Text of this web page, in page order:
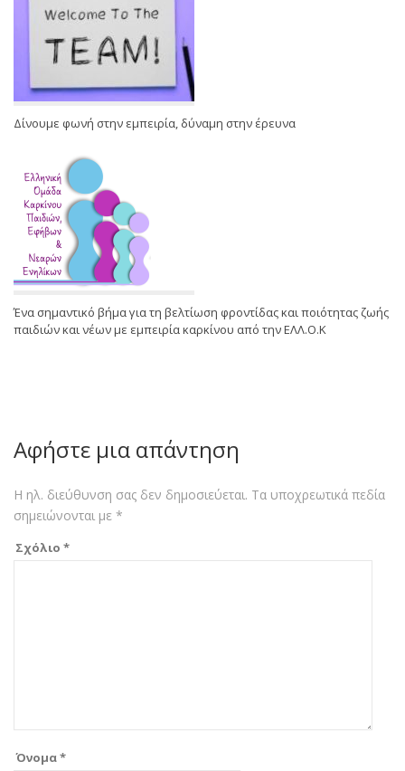
Δίνουμε φωνή στην εμπειρία, δύναμη στην έρευνα
Ένα σημαντικό βήμα για τη βελτίωση φροντίδας και ποιότητας ζωής
παιδιών και νέων με εμπειρία καρκίνου από την ΕΛΛ.Ο.Κ
Αφήστε μια απάντηση
Η ηλ. διεύθυνση σας δεν δημοσιεύεται. Τα υποχρεωτικά πεδία
σημειώνονται με *
Σχόλιο *
Όνομα*